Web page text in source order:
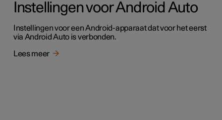
Instellingen voor Android Auto
Instellingen voor een Android-apparaat dat voor het eerst
via Android Auto is verbonden.
Lees meer